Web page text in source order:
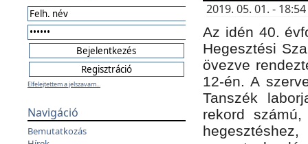
Elfelejtettem a jelszavam...
Navigáció
Bemutatkozás
2019. 05. 01. -
Az idén 40.
Hegesztési
övezve
12-én. A
Tanszék
rekord